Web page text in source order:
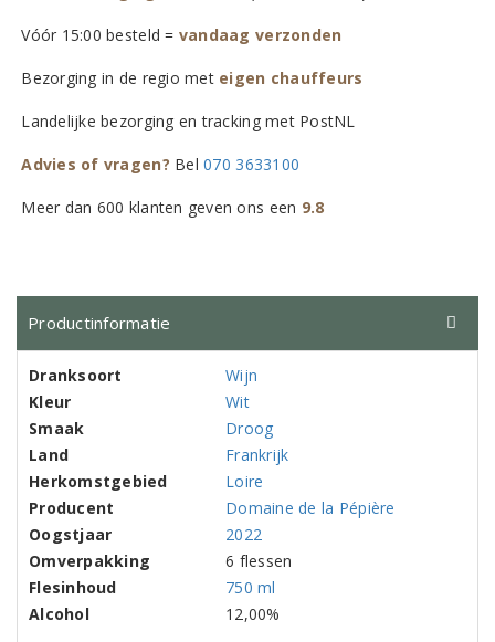
Vóór 15:00 besteld = vandaag verzonden
Bezorging in de regio met eigen chauffeurs
Landelijke bezorging en tracking met PostNL
Advies of vragen? Bel070 3633100
Meer dan 600 klanten geven ons een 9.8
Productinformatie
Dranksoort
Wijn
Kleur
Wit
Smaak
Droog
Land
Frankrijk
Herkomstgebied
Loire
Producent
Domaine de la Pépière
Oogstjaar
2022
Omverpakking
6 flessen
Flesinhoud
750 ml
Alcohol
12,00%